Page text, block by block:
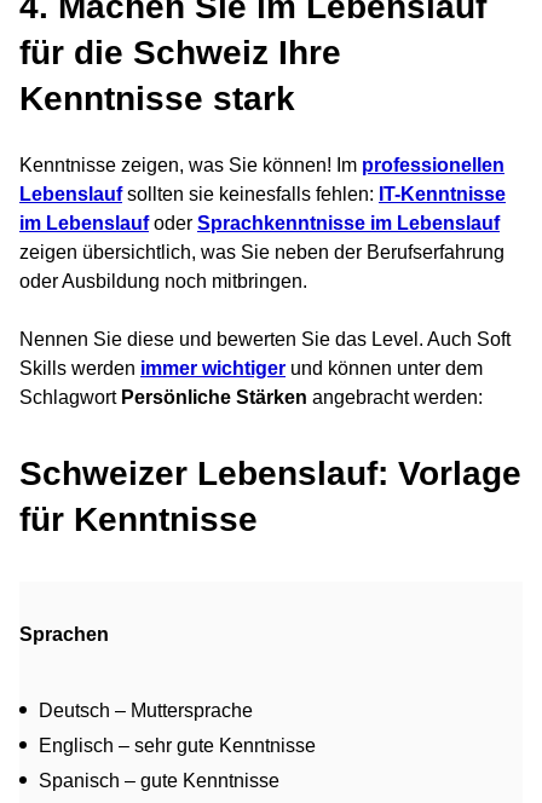
für die Schweiz Ihre
Kenntnisse stark
Kenntnisse zeigen, was Sie können! Im professionellen
Lebenslaufsollten sie keinesfalls fehlen: IT-Kenntnisse
im Lebenslaufoder Sprachkenntnisse im Lebenslauf
zeigen übersichtlich, was Sie neben der Berufserfahrung
oder Ausbildung noch mitbringen.
Nennen Sie diese und bewerten Sie das Level. Auch Soft
Skills werden immer wichtiger und können unter dem
Schlagwort Persönliche Stärken angebracht werden:
Schweizer Lebenslauf: Vorlage
für Kenntnisse
Sprachen
Deutsch – Muttersprache
Englisch – sehr gute Kenntnisse
Spanisch – gute Kenntnisse